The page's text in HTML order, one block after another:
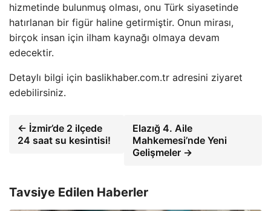
hizmetinde bulunmuş olması, onu Türk siyasetinde
hatırlanan bir figür haline getirmiştir. Onun mirası,
birçok insan için ilham kaynağı olmaya devam
edecektir.
Detaylı bilgi için baslikhaber.com.tr adresini ziyaret
edebilirsiniz.
← İzmir’de 2 ilçede
24 saat su kesintisi!
Elazığ 4. Aile
Mahkemesi’nde Yeni
Gelişmeler →
Tavsiye Edilen Haberler